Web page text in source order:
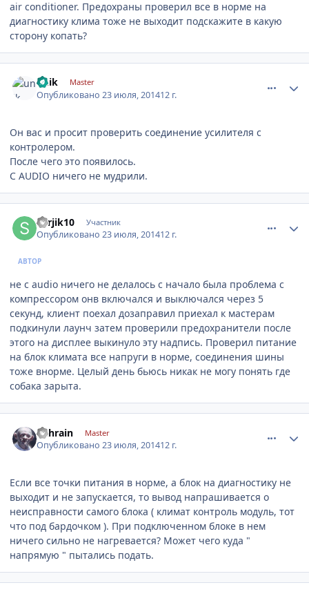
air conditioner. Предохраны проверил все в норме на
диагностику клима тоже не выходит подскажите в какую
сторону копать?
unik Master
Опубликовано23 июля, 201412 г.
Он вас и просит проверить соединение усилителя с
контролером.
После чего это появилось.
С AUDIO ничего не мудрили.
Serjik10 Участник
Опубликовано23 июля, 201412 г.
АВТОР
не с audio ничего не делалось с начало была проблема с
компрессором онв включался и выключался через 5
секунд, клиент поехал дозаправил приехал к мастерам
подкинули лаунч затем проверили предохранители после
этого на дисплее выкинуло эту надпись. Проверил питание
на блок климата все напруги в норме, соединения шины
тоже внорме. Целый день бьюсь никак не могу понять где
собака зарыта.
Bahrain Master
Опубликовано23 июля, 201412 г.
Если все точки питания в норме, а блок на диагностику не
выходит и не запускается, то вывод напрашивается о
неисправности самого блока ( климат контроль модуль, тот
что под бардочком ). При подключенном блоке в нем
ничего сильно не нагревается? Может чего куда "
напрямую " пытались подать.